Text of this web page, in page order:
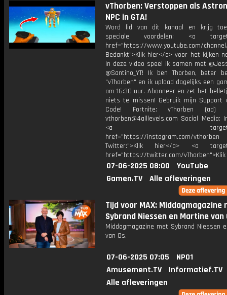
vThorben: Verstoppen als
NPC in GTA!
Word lid van dit kanaal en krijg
speciale voordelen: <a
href="https://www.youtube.com/channel/
Bedankt">Klik hier</a> voor het kijken
In deze video speel ik samen met
@Santino_YT! Ik ben Thorben, beter
"vThorben" en ik upload dagelijks een
om 16:30 uur. Abonneer en zet het
niets te missen! Gebruik mijn Support
Code! Fortnite: vThorben (ad)
vthorben@4alllevels.com Social Media:
<a
href="https://instagram.com/vthorben
Twitter:">Klik hier</a> <a
href="https://twitter.com/
07-06-2025 08:00
YouTube
Gamen.TV
Alle afleveringen
Tijd voor MAX: Middagmagazine
Sybrand Niessen en Martine van
Middagmagazine met Sybrand Niessen
van Os.
07-06-2025 07:05
NPO1
Amusement.TV
Informatief.TV
Alle afleveringen